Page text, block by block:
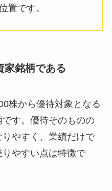
置です。
家銘柄である
株から優待対象となる
す。優待そのものの
やすく、業績だけで
やすい点は特徴で